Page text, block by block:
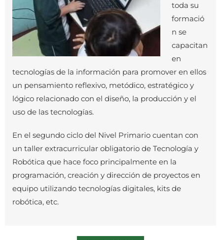
toda su
formació
n se
capacitan
en
tecnologías de la información para promover en ellos
un pensamiento reflexivo, metódico, estratégico y
lógico relacionado con el diseño, la producción y el
uso de las tecnologías.
En el segundo ciclo del Nivel Primario cuentan con
un taller extracurricular obligatorio de Tecnología y
Robótica que hace foco principalmente en la
programación, creación y dirección de proyectos en
equipo utilizando tecnologías digitales, kits de
robótica, etc.